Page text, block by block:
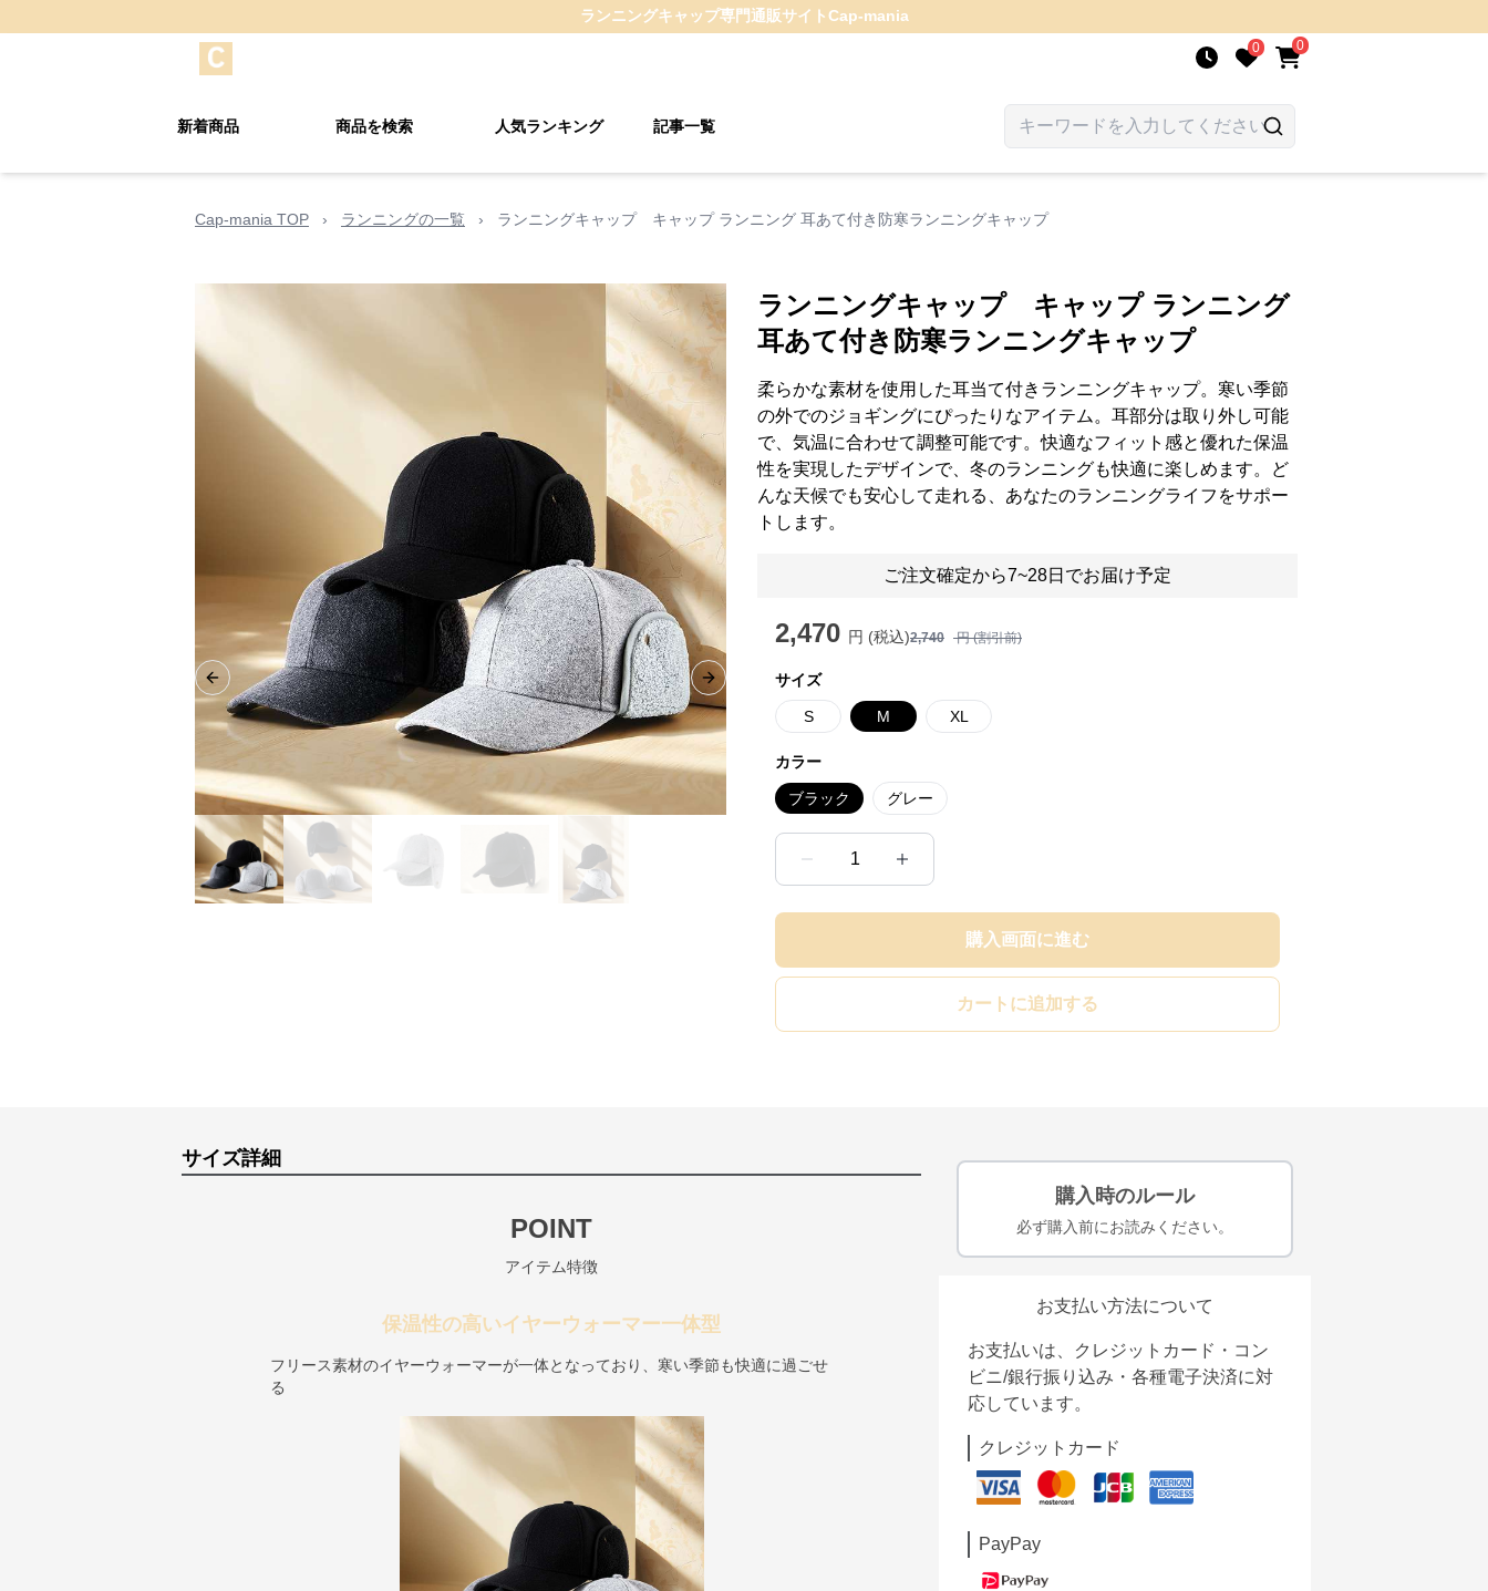
ランニングキャップ専門通販サイトCap-mania
0 0
新着商品 商品を検索 人気ランキング 記事一覧
Cap-mania TOP › ランニングの一覧 › ランニングキャップ キャップ ランニング 耳あて付き防寒ランニングキャップ
Previous slide Next slide
ランニングキャップ キャップ ランニング
耳あて付き防寒ランニングキャップ
柔らかな素材を使用した耳当て付きランニングキャップ。寒い季節
の外でのジョギングにぴったりなアイテム。耳部分は取り外し可能
で、気温に合わせて調整可能です。快適なフィット感と優れた保温
性を実現したデザインで、冬のランニングも快適に楽しめます。ど
んな天候でも安心して走れる、あなたのランニングライフをサポー
トします。
ご注文確定から7~28日でお届け予定
2,470 円 (税込)2,740 円 (割引前)
サイズ
S M XL
カラー
ブラック グレー
1
購入画面に進む
カートに追加する
サイズ詳細
POINT
アイテム特徴
保温性の高いイヤーウォーマー一体型
フリース素材のイヤーウォーマーが一体となっており、寒い季節も快適に過ごせ
る
購入時のルール
必ず購入前にお読みください。
お支払い方法について
お支払いは、クレジットカード・コン
ビニ/銀行振り込み・各種電子決済に対
応しています。
クレジットカード
PayPay